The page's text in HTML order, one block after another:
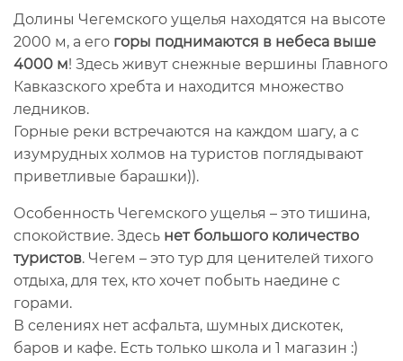
Долины Чегемского ущелья находятся на высоте
2000 м, а его горы поднимаются в небеса выше
4000 м! Здесь живут снежные вершины Главного
Кавказского хребта и находится множество
ледников.
Горные реки встречаются на каждом шагу, а с
изумрудных холмов на туристов поглядывают
приветливые барашки)).
Особенность Чегемского ущелья – это тишина,
спокойствие. Здесь нет большого количество
туристов. Чегем – это тур для ценителей тихого
отдыха, для тех, кто хочет побыть наедине с
горами.
В селениях нет асфальта, шумных дискотек,
баров и кафе. Есть только школа и 1 магазин :)